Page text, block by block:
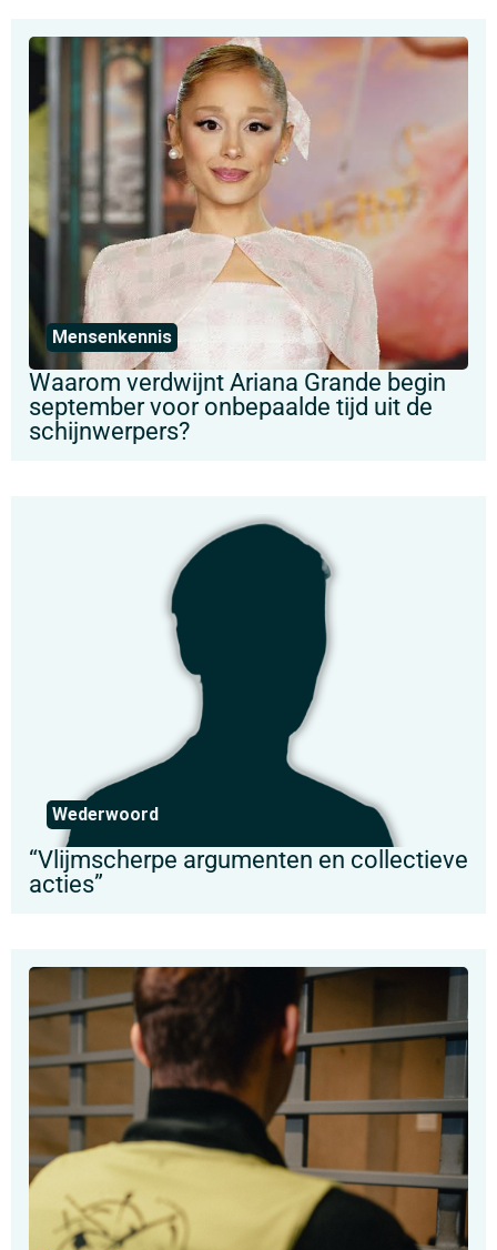
Mensenkennis
Waarom verdwijnt Ariana Grande begin
september voor onbepaalde tijd uit de
schijnwerpers?
Wederwoord
“Vlijmscherpe argumenten en collectieve
acties”